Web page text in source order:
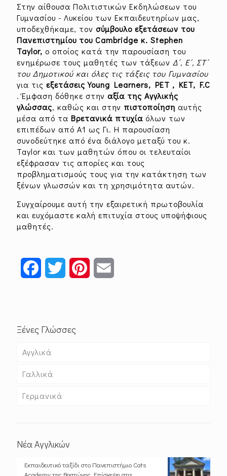
Στην αίθουσα Πολιτιστικών Εκδηλώσεων του
Γυμνασίου - Λυκείου των Εκπαιδευτηρίων μας,
υποδεχθήκαμε, τον σύμβουλο εξετάσεων του
Πανεπιστημίου του Cambridge κ. Stephen
Taylor, ο οποίος κατά την παρουσίαση του
ενημέρωσε τους μαθητές των τάξεων Δ΄, Ε΄, ΣΤ΄
του Δημοτικού και όλες τις τάξεις του Γυμνασίου
για τις εξετάσεις Young Learners, PET , KET, F.C
. Έμφαση δόθηκε στην αξία της Aγγλικής
γλώσσας, καθώς και στην πιστοποίηση αυτής
μέσα από τα Βρετανικά πτυχία όλων των
επιπέδων από Α1 ως Γι. H παρουσίαση
συνοδεύτηκε από ένα διάλογο μεταξύ του κ.
Taylor και των μαθητών όπου οι τελευταίοι
εξέφρασαν τις απορίες και τους
προβληματισμούς τους για την κατάκτηση των
ξένων γλωσσών και τη χρησιμότητα αυτών.
Συγχαίρουμε αυτή την εξαιρετική πρωτοβουλία
και ευχόμαστε καλή επιτυχία στους υποψήφιους
μαθητές.
FacebookTwitter Pinterest
Ξένες Γλώσσες
Αγγλικά
Γαλλικά
Γερμανικά
Νέα Αγγλικών
Εκπαιδευτικό ταξίδι στο Πανεπιστήμιο Cats
Academy της Βοστώνης, Επίσκεψη στα